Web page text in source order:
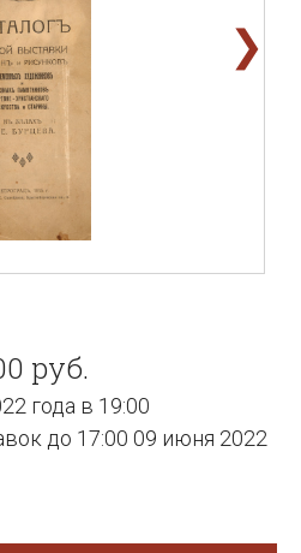
❯
руб.
года в 19:00
до 17:00 09 июня 2022